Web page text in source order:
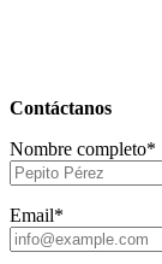
Contáctanos
Nombre completo*
Email*